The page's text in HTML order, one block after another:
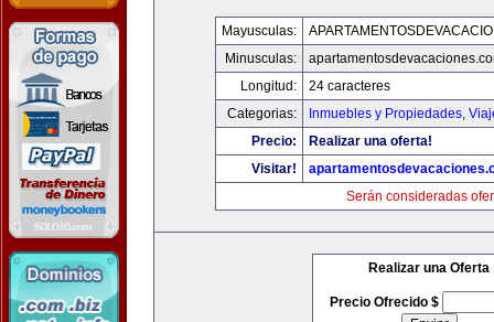
Mayusculas:
Minusculas:
Longitud:
24 caracteres
Categorias:
Inmuebles y Propiedades,
Precio:
Realizar una oferta!
Visitar!
Serán consideradas
Realizar una Oferta
Precio Ofrecido $